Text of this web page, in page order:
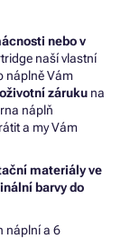
nebo v
naší vlastní
náplně Vám
záruku na
náplň
a my Vám
materiály ve
barvy do
náplní a 6